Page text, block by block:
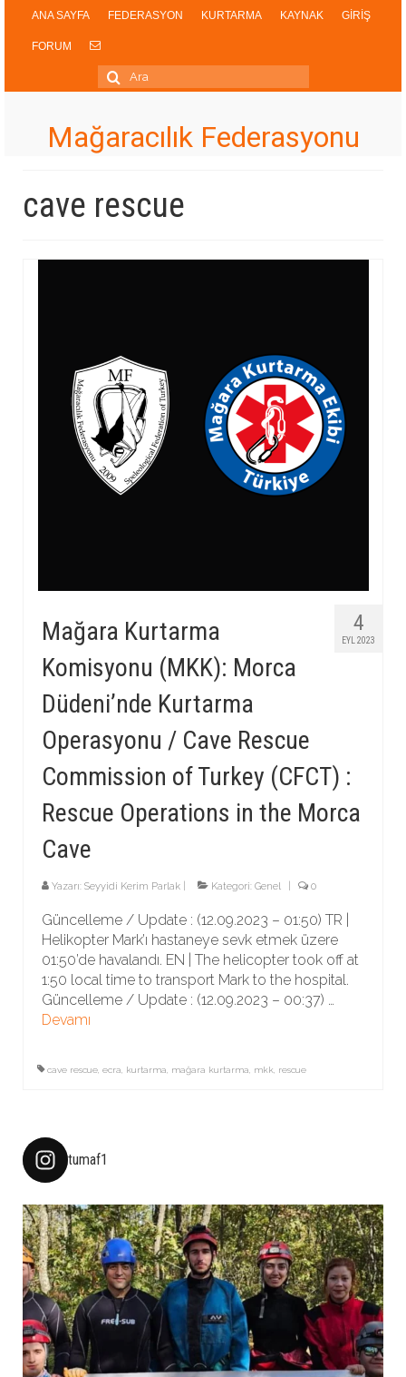
ANA SAYFA FEDERASYON KURTARMA KAYNAK GİRİŞ
FORUM
Şunu
ara:
Mağaracılık Federasyonu
cave rescue
4
EYL 2023
Mağara Kurtarma
Komisyonu (MKK): Morca
Düdeni’nde Kurtarma
Operasyonu / Cave Rescue
Commission of Turkey (CFCT) :
Rescue Operations in the Morca
Cave
Yazarı: Seyyidi Kerim Parlak Kategori: Genel 0
Güncelleme / Update : (12.09.2023 – 01:50) TR |
Helikopter Mark’ı hastaneye sevk etmek üzere
01:50’de havalandı. EN | The helicopter took off at
1:50 local time to transport Mark to the hospital.
Güncelleme / Update : (12.09.2023 – 00:37) …
Devamı
cave rescue ecra kurtarma mağara kurtarma mkk rescue
tumaf1